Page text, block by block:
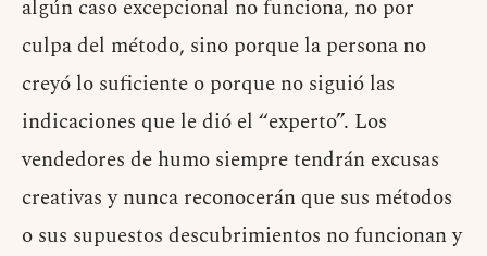
algún caso excepcional no funciona, no por
culpa del método, sino porque la persona no
creyó lo suficiente o porque no siguió las
indicaciones que le dió el “experto”. Los
vendedores de humo siempre tendrán excusas
creativas y nunca reconocerán que sus métodos
o sus supuestos descubrimientos no funcionan y